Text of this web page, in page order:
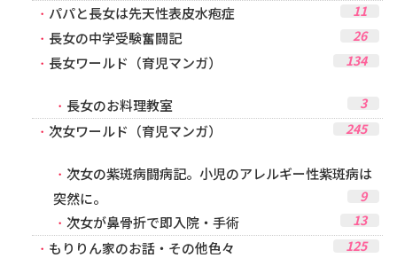
パパと長女は先天性表皮水疱症 11
長女の中学受験奮闘記 26
長女ワールド（育児マンガ） 134
長女のお料理教室 3
次女ワールド（育児マンガ） 245
次女の紫斑病闘病記。小児のアレルギー性紫斑病は
突然に。
9
次女が鼻骨折で即入院・手術 13
もりりん家のお話・その他色々 125